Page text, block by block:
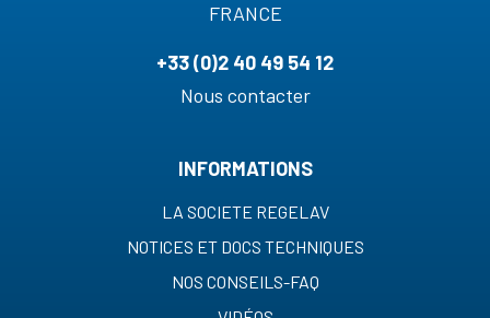
FRANCE
+33 (0)2 40 49 54 12
Nous contacter
INFORMATIONS
LA SOCIETE REGELAV
NOTICES ET DOCS TECHNIQUES
NOS CONSEILS-FAQ